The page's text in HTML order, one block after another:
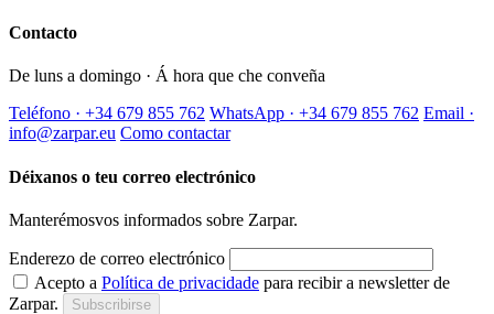
Contacto
De luns a domingo · Á hora que che conveña
Teléfono · +34 679 855 762 WhatsApp · +34 679 855 762 Email ·
info@zarpar.eu Como contactar
Déixanos o teu correo electrónico
Manterémosvos informados sobre Zarpar.
Enderezo de correo electrónico
Acepto a Política de privacidade para recibir a newsletter de
Zarpar.
Subscribirse